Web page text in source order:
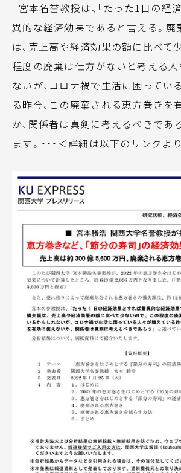
宮本名誉教授は、「たった1日の経
異的な経済効果であると言える。廃
は、売上高や経済効果の額に比べて
程度の廃棄は仕方がないと考える
ないが、コロナ禍で生活に困ってい
る昨今、この廃棄される恵方巻きを
か、関係者は真剣に考えるべきであ
ます。・・・＜詳細は以下のリンクよ